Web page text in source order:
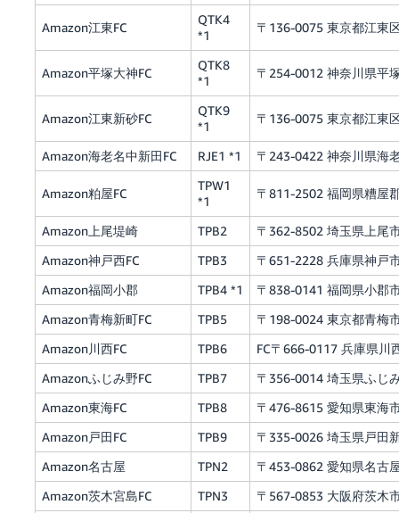
Amazon江東FC
QTK4
*1
〒136-0075 東京都江東
Amazon平塚大神FC
QTK8
*1
〒254-0012 神奈川県平
Amazon江東新砂FC
QTK9
*1
〒136-0075 東京都江東
Amazon海老名中新田FC RJE1 *1 〒243-0422 神奈川県海
Amazon粕屋FC
TPW1
*1
〒811-2502 福岡県糟屋
Amazon上尾堤崎 TPB2
〒362-8502 埼玉県上尾
Amazon神戸西FC
TPB3
〒651-2228 兵庫県神戸
Amazon福岡小郡
TPB4 *1
〒838-0141 福岡県小郡
Amazon青梅新町FC
TPB5
〒198-0024 東京都青梅
Amazon川西FC
TPB6
FC〒666-0117 兵庫県川
Amazonふじみ野FC
TPB7
〒356-0014 埼玉県ふじ
Amazon東海FC
TPB8
〒476-8615 愛知県東海
Amazon戸田FC
TPB9
〒335-0026 埼玉県戸田
Amazon名古屋
TPN2
〒453-0862 愛知県名古
Amazon茨木宮島FC
TPN3 〒567-0853 大阪府茨木